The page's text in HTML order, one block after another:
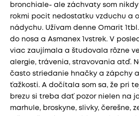
bronchiale- ale záchvaty som
rokmi pocit nedostatku vzduchu a
nádychu. Užívam denne Omarit
do nosa a Asmanex 1vstrek. V
viac zaujímala a študovala rôzne
alergie, trávenia, stravovania atď.
často striedanie hnačky a zápchy
ťažkosti. A dočítala som sa, že pri
brezu si treba dať pozor nielen na
marhule, broskyne, slivky, čerešne,